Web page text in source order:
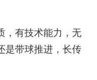
，有技术能力，无
是带球推进，长传